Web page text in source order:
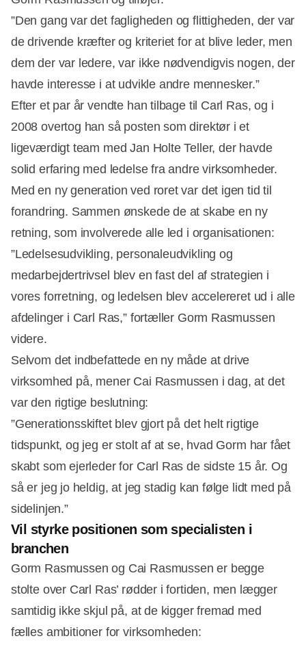
”Den gang var det fagligheden og flittigheden, der var
de drivende kræfter og kriteriet for at blive leder, men
dem der var ledere, var ikke nødvendigvis nogen, der
havde interesse i at udvikle andre mennesker.”
Efter et par år vendte han tilbage til Carl Ras, og i
2008 overtog han så posten som direktør i et
ligeværdigt team med Jan Holte Teller, der havde
solid erfaring med ledelse fra andre virksomheder.
Med en ny generation ved roret var det igen tid til
forandring. Sammen ønskede de at skabe en ny
retning, som involverede alle led i organisationen:
”Ledelsesudvikling, personaleudvikling og
medarbejdertrivsel blev en fast del af strategien i
vores forretning, og ledelsen blev accelereret ud i alle
afdelinger i Carl Ras,” fortæller Gorm Rasmussen
videre.
Selvom det indbefattede en ny måde at drive
virksomhed på, mener Cai Rasmussen i dag, at det
var den rigtige beslutning:
”Generationsskiftet blev gjort på det helt rigtige
tidspunkt, og jeg er stolt af at se, hvad Gorm har fået
skabt som ejerleder for Carl Ras de sidste 15 år. Og
så er jeg jo heldig, at jeg stadig kan følge lidt med på
sidelinjen.”
Vil styrke positionen som specialisten i
branchen
Gorm Rasmussen og Cai Rasmussen er begge
stolte over Carl Ras’ rødder i fortiden, men lægger
samtidig ikke skjul på, at de kigger fremad med
fælles ambitioner for virksomheden: